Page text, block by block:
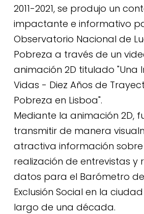
2011-2021, se produjo un
impactante e informativo
Observatorio Nacional de
Pobreza a través de un
animación 2D titulado "Una
Vidas - Diez Años de
Pobreza en Lisboa".
Mediante la animación 2D,
transmitir de manera
atractiva información
realización de entrevistas y
datos para el Barómetro
Exclusión Social en la
largo de una década.